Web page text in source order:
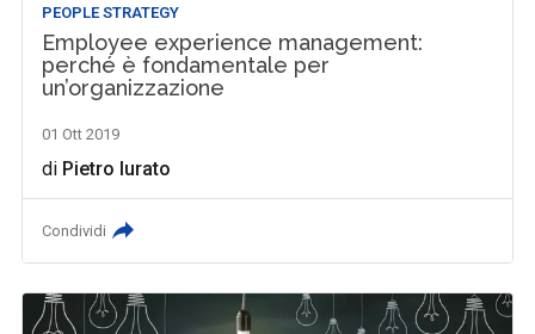
PEOPLE STRATEGY
Employee experience management:
perché è fondamentale per
un’organizzazione
01 Ott 2019
di Pietro Iurato
Condividi